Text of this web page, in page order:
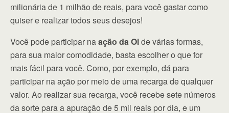
milionária de 1 milhão de reais, para você gastar como
quiser e realizar todos seus desejos!
Você pode participar naação da Oide várias formas,
para sua maior comodidade, basta escolher o que for
mais fácil para você. Como, por exemplo, dá para
participar na ação por meio de uma recarga de qualquer
valor. Ao realizar sua recarga, você recebe sete números
da sorte para a apuração de 5 mil reais por dia, e um